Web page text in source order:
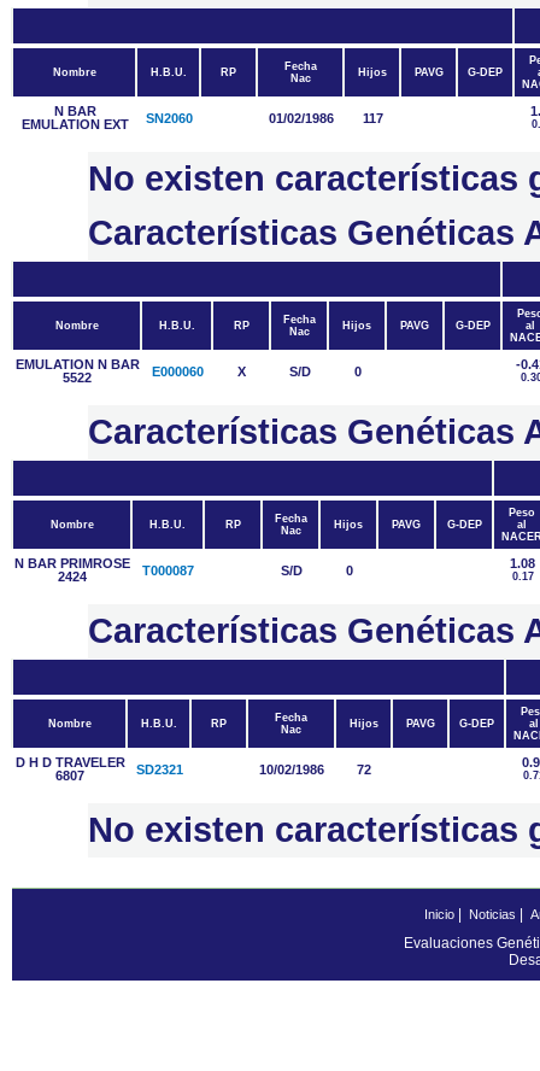
Nombre H.B.U. RP
Fecha
Nac
Hijos PAVG G-DEP
N BAR
EMULATION EXT
SN2060 01/02/1986 117
No existen características
Características Genéticas
Nombre H.B.U. RP
Fecha
Nac
Hijos PAVG G-DEP
al
EMULATION N BAR
5522
E000060 X S/D 0 -
Características Genéticas
Nombre H.B.U. RP
Fecha
Nac
Hijos PAVG G-DEP
Peso
al
N BAR PRIMROSE
2424
T000087 S/D 0 1.08
0.17
Características Genéticas
Nombre H.B.U. RP
Fecha
Nac
Hijos PAVG G-DEP
al
D H D TRAVELER
6807
SD2321 10/02/1986 72
No existen características
Inicio| Noticias
Evaluaciones